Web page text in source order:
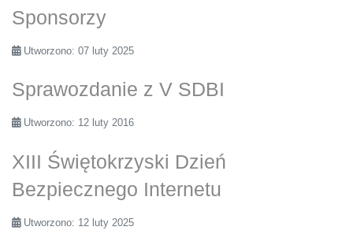
Sponsorzy
Utworzono: 07 luty 2025
Sprawozdanie z V SDBI
Utworzono: 12 luty 2016
XIII Świętokrzyski Dzień
Bezpiecznego Internetu
Utworzono: 12 luty 2025